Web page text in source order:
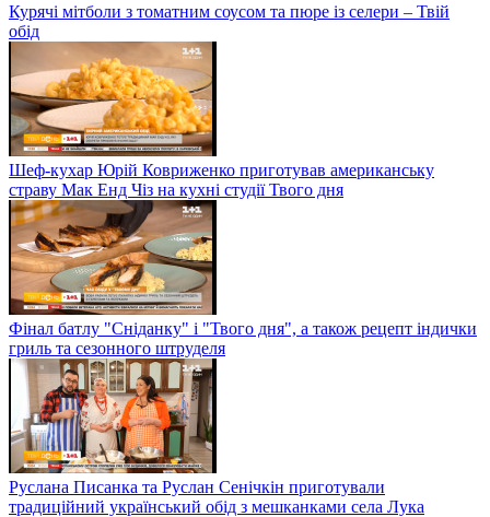
Курячі мітболи з томатним соусом та пюре із селери – Твій
обід
Шеф-кухар Юрій Ковриженко приготував американську
страву Мак Енд Чіз на кухні студії Твого дня
Фінал батлу "Сніданку" і "Твого дня", а також рецепт індички
гриль та сезонного штруделя
Руслана Писанка та Руслан Сенічкін приготували
традиційний український обід з мешканками села Лука